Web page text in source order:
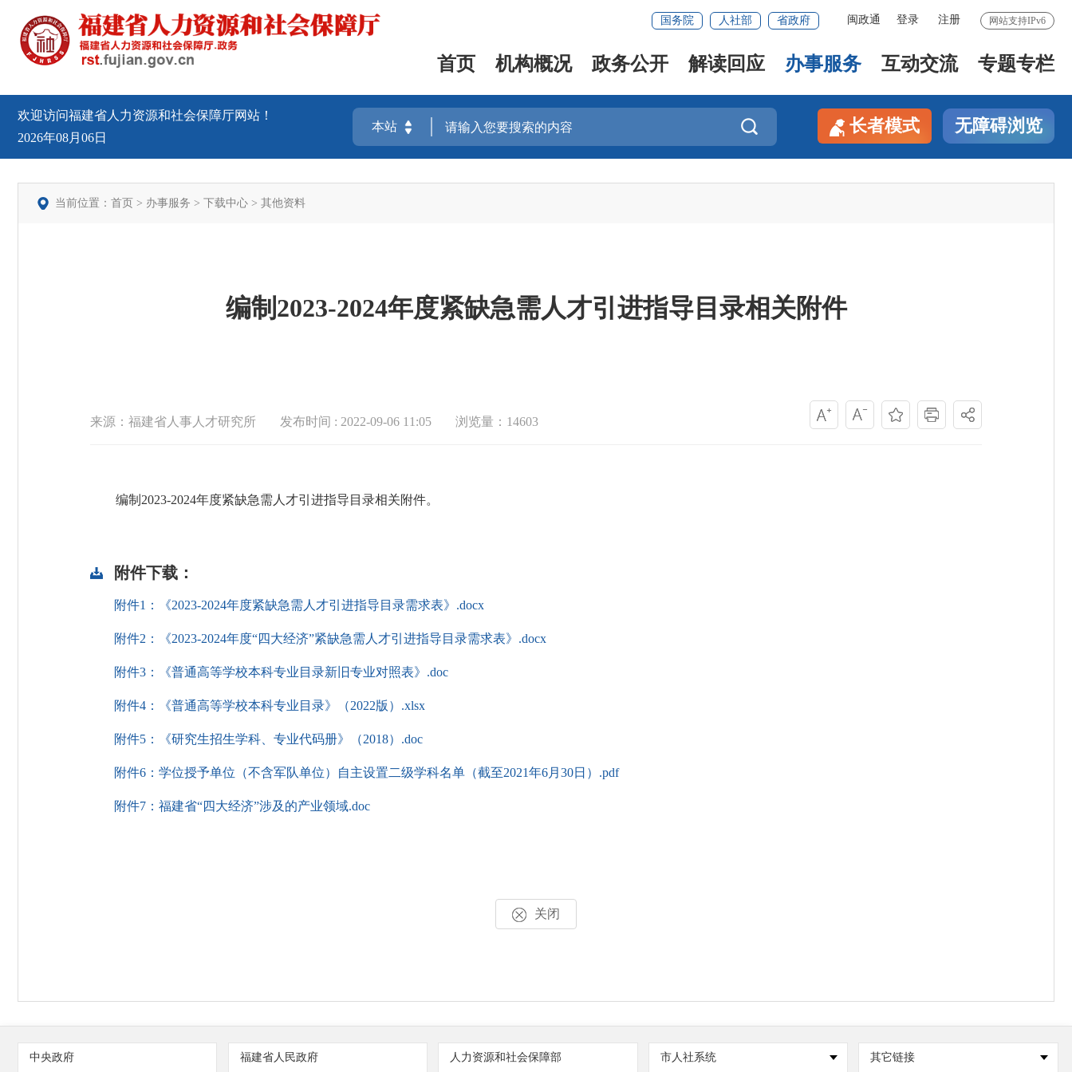
网站支持IPv6
闽政通 登录 注册
国务院 人社部 省政府
首页 机构概况 政务公开 解读回应 办事服务 互动交流 专题专栏
欢迎访问福建省人力资源和社会保障厅网站！
2026年08月06日
 长者模式 无障碍浏览
当前位置： 首页 > 办事服务 > 下载中心 > 其他资料
编制2023-2024年度紧缺急需人才引进指导目录相关附件
来源：福建省人事人才研究所 发布时间 : 2022-09-06 11:05 浏览量：14603
编制2023-2024年度紧缺急需人才引进指导目录相关附件。
附件下载：
附件1：《2023-2024年度紧缺急需人才引进指导目录需求表》.docx
附件2：《2023-2024年度“四大经济”紧缺急需人才引进指导目录需求表》.docx
附件3：《普通高等学校本科专业目录新旧专业对照表》.doc
附件4：《普通高等学校本科专业目录》（2022版）.xlsx
附件5：《研究生招生学科、专业代码册》（2018）.doc
附件6：学位授予单位（不含军队单位）自主设置二级学科名单（截至2021年6月30日）.pdf
附件7：福建省“四大经济”涉及的产业领域.doc
关闭
中央政府 福建省人民政府 人力资源和社会保障部 市人社系统 其它链接